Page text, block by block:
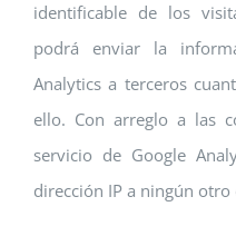
identificable de los
podrá enviar la
Analytics a terceros
ello. Con arreglo a las
servicio de Google
dirección IP a ningún